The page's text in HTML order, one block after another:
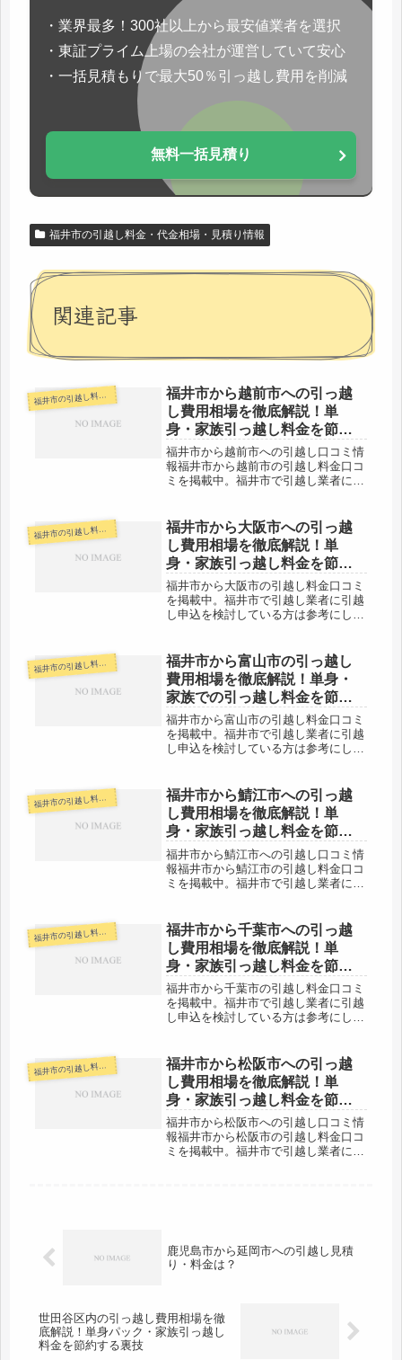
・業界最多！300社以上から最安値業者を選択
・東証プライム上場の会社が運営していて安心
・一括見積もりで最大50％引っ越し費用を削減
無料一括見積り
福井市の引越し料金・代金相場・見積り情報
関連記事
福井市の引越し料金・代金相場・見積り情報
福井市から越前市への引っ越
し費用相場を徹底解説！単
身・家族引っ越し料金を節約
する裏技
福井市から越前市への引越し口コミ情
報福井市から越前市の引越し料金口コ
ミを掲載中。福井市で引越し業者に引
の越前市までは約20km程度。すぐ近
くなので当日中には引越し可能な範
囲...
福井市の引越し料金・代金相場・見積り情報
福井市から大阪市への引っ越
し費用相場を徹底解説！単
身・家族引っ越し料金を節約
する裏技
福井市から大阪市の引越し料金口コミ
を掲載中。福井市で引越し業者に引越
し申込を検討している方は参考にして
時間半以上かかるので、その日のうち
の引越しは難しいでしょう。大体の...
福井市の引越し料金・代金相場・見積り情報
福井市から富山市の引っ越し
費用相場を徹底解説！単身・
家族での引っ越し料金を節約
する裏技
福井市から富山市の引越し料金口コミ
を掲載中。福井市で引越し業者に引越
し申込を検討している方は参考にして
片道２時間前後の範囲ですので、その
日のうちの引越しも可能です。ただ...
福井市の引越し料金・代金相場・見積り情報
福井市から鯖江市への引っ越
し費用相場を徹底解説！単
身・家族引っ越し料金を節約
する裏技
福井市から鯖江市への引越し口コミ情
報福井市から鯖江市の引越し料金口コ
ミを掲載中。福井市で引越し業者に引
はすぐとなりなのでお値段もそこまで
高くない会社が多いと思います。いろ
い...
福井市の引越し料金・代金相場・見積り情報
福井市から千葉市への引っ越
し費用相場を徹底解説！単
身・家族引っ越し料金を節約
する裏技
福井市から千葉市の引越し料金口コミ
を掲載中。福井市で引越し業者に引越
し申込を検討している方は参考にして
す。料金も高めになりますが、距離が
ある分日数も要するのがネックで
す。...
福井市の引越し料金・代金相場・見積り情報
福井市から松阪市への引っ越
し費用相場を徹底解説！単
身・家族引っ越し料金を節約
する裏技
福井市から松阪市への引越し口コミ情
報福井市から松阪市の引越し料金口コ
ミを掲載中。福井市で引越し業者に引
鹿児島市から延岡市への引越し見積
り・料金は？
世田谷区内の引っ越し費用相場を徹
底解説！単身パック・家族引っ越し
料金を節約する裏技